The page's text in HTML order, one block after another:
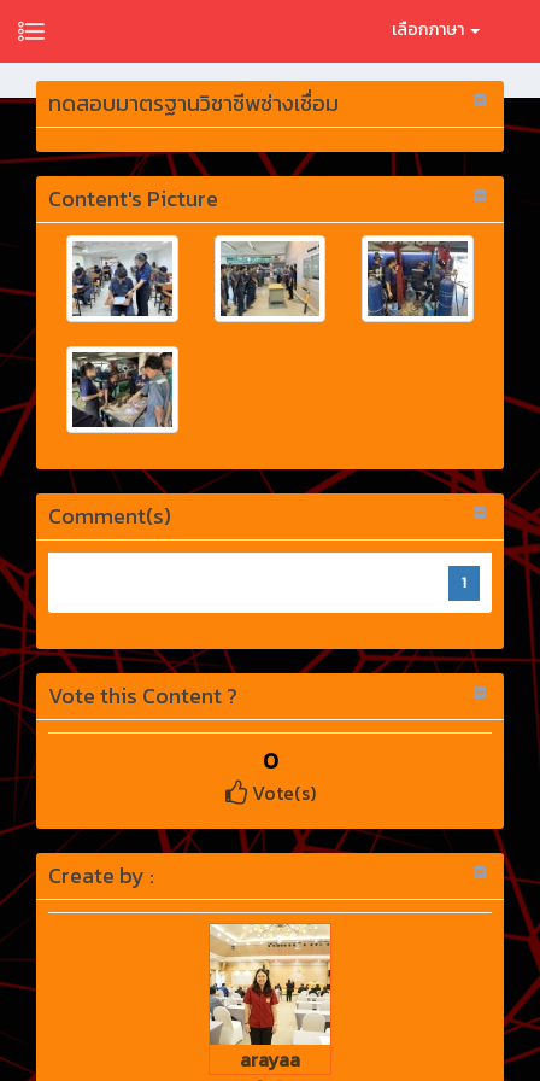
เลือกภาษา
ทดสอบมาตรฐานวิชาชีพช่างเชื่อม
Content's Picture
Comment(s)
1
Vote this Content ?
0
Vote(s)
Create by :
arayaa